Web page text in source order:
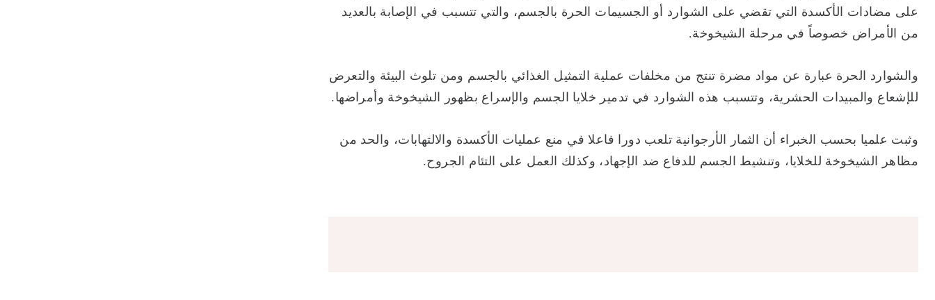
على مضادات الأكسدة التي تقضي على الشوارد أو الجسيمات الحرة بالجسم، والتي تتسبب في الإصابة بالعديد
من الأمراض خصوصاً في مرحلة الشيخوخة.
والشوارد الحرة عبارة عن مواد مضرة تنتج من مخلفات عملية التمثيل الغذائي بالجسم ومن تلوث البيئة والتعرض
للإشعاع والمبيدات الحشرية، وتتسبب هذه الشوارد في تدمير خلايا الجسم والإسراع بظهور الشيخوخة وأمراضها.
وثبت علميا بحسب الخبراء أن الثمار الأرجوانية تلعب دورا فاعلا في منع عمليات الأكسدة والالتهابات، والحد من
مظاهر الشيخوخة للخلايا، وتنشيط الجسم للدفاع ضد الإجهاد، وكذلك العمل على التئام الجروح.